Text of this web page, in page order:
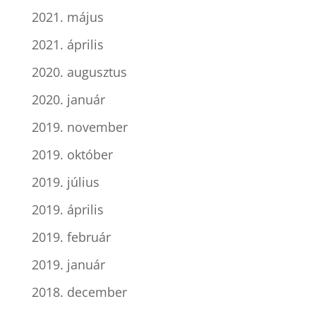
2021. május
2021. április
2020. augusztus
2020. január
2019. november
2019. október
2019. július
2019. április
2019. február
2019. január
2018. december